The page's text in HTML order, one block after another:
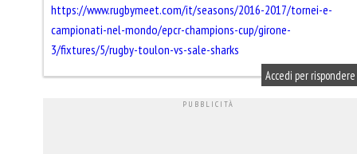
https://www.rugbymeet.com/it/seasons/2016-2017/tornei-e-
campionati-nel-mondo/epcr-champions-cup/girone-
3/fixtures/5/rugby-toulon-vs-sale-sharks
Accedi per rispondere